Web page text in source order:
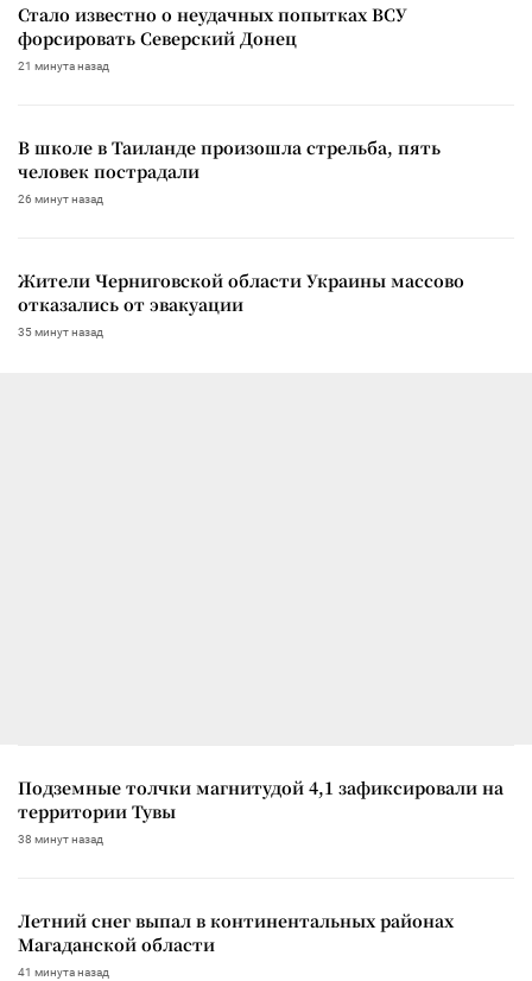
Стало известно о неудачных попытках ВСУ
форсировать Северский Донец
21 минута назад
В школе в Таиланде произошла стрельба, пять
человек пострадали
26 минут назад
Жители Черниговской области Украины массово
отказались от эвакуации
35 минут назад
Подземные толчки магнитудой 4,1 зафиксировали на
территории Тувы
38 минут назад
Летний снег выпал в континентальных районах
Магаданской области
41 минута назад